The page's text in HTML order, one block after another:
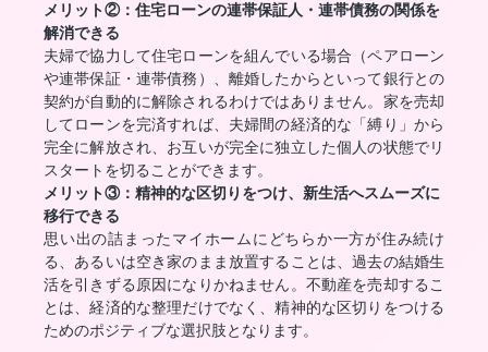
メリット②：住宅ローンの連帯保証人・連帯債務の関係を
解消できる
夫婦で協力して住宅ローンを組んでいる場合（ペアローン
や連帯保証・連帯債務）、離婚したからといって銀行との
契約が自動的に解除されるわけではありません。家を売却
してローンを完済すれば、夫婦間の経済的な「縛り」から
完全に解放され、お互いが完全に独立した個人の状態でリ
スタートを切ることができます。
メリット③：精神的な区切りをつけ、新生活へスムーズに
移行できる
思い出の詰まったマイホームにどちらか一方が住み続け
る、あるいは空き家のまま放置することは、過去の結婚生
活を引きずる原因になりかねません。不動産を売却するこ
とは、経済的な整理だけでなく、精神的な区切りをつける
ためのポジティブな選択肢となります。